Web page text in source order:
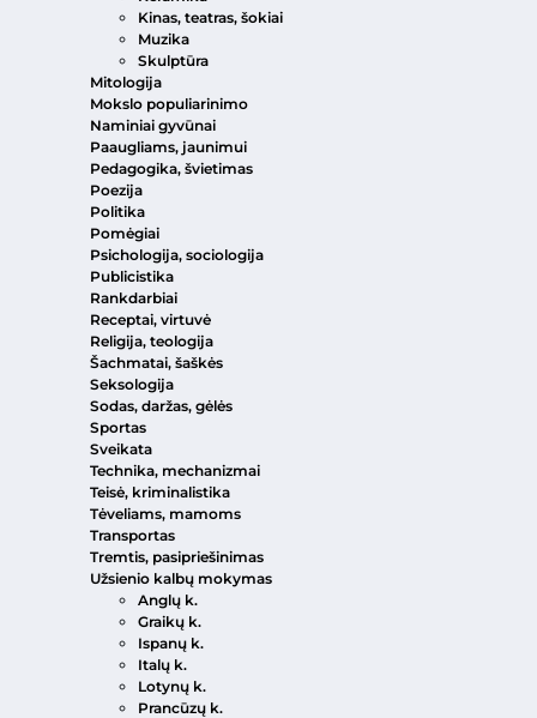
Kinas, teatras, šokiai
Muzika
Skulptūra
Mitologija
Mokslo populiarinimo
Naminiai gyvūnai
Paaugliams, jaunimui
Pedagogika, švietimas
Poezija
Politika
Pomėgiai
Psichologija, sociologija
Publicistika
Rankdarbiai
Receptai, virtuvė
Religija, teologija
Šachmatai, šaškės
Seksologija
Sodas, daržas, gėlės
Sportas
Sveikata
Technika, mechanizmai
Teisė, kriminalistika
Tėveliams, mamoms
Transportas
Tremtis, pasipriešinimas
Užsienio kalbų mokymas
Anglų k.
Graikų k.
Ispanų k.
Italų k.
Lotynų k.
Prancūzų k.